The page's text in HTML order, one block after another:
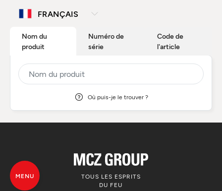
Nom du
produit
Numéro de
série
Code de
l'article
Où puis-je le trouver ?
TOUS LES ESPRITS
DU FEU
MENU